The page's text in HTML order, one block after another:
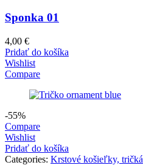
Sponka 01
4,00 €
Pridať do košíka
Wishlist
Compare
-55%
Compare
Wishlist
Pridať do košíka
Categories: Krstové košieľky, tričká